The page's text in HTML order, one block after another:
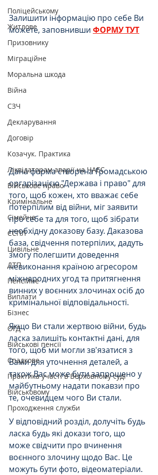
Поліцейському
Житлове
Призовнику
Міграційне
Моральна шкода
Війна
СЗЧ
Декларування
Договір
Козачук. Практика
Ліквідаторам аварії на ЧАЕС
Військове право
Кримінальне
Сімейне
ЄСПЛ
Цивільне
ДТП
Пенсійне
Виплати
Бізнес
ОГД
Військові пенсії
Спадкове
Практика участі в Верховному суді
Військовому
Проходження служби
Залишити інформацію про себе Ви
можете, заповнивши ФОРМУ ТУТ
Дана форма створена Громадською
оргарізацією "Держава і право" для
того, щоб кожен, хто вважає себе
потерпілим від війни, міг заявити
про себе та для того, щоб зібрати
необхідну доказову базу. Даказова
база, свідчення потерпілих, дадуть
змогу полегшити доведення
невиконання країною агресором
міжнародних угод та притягнення
винних у воєнних злочинах осіб до
кримінальної відповідальності.
Якщо Ви стали жертвою війни, будь
ласка залишіть контактні дані, для
того, щоб ми могли зв'язатися з
Вами для уточнення деталей, а
також Вас може бути запрошено у
майбутньому надати покавзи про
те, очевидцем чого Ви стали.
У відповідний розділ, долучіть будь
ласка будь які докази того, що
може свідчити про вчинення
воєнного злочину щодо Вас. Це
можуть бути фото, відеоматеріали.